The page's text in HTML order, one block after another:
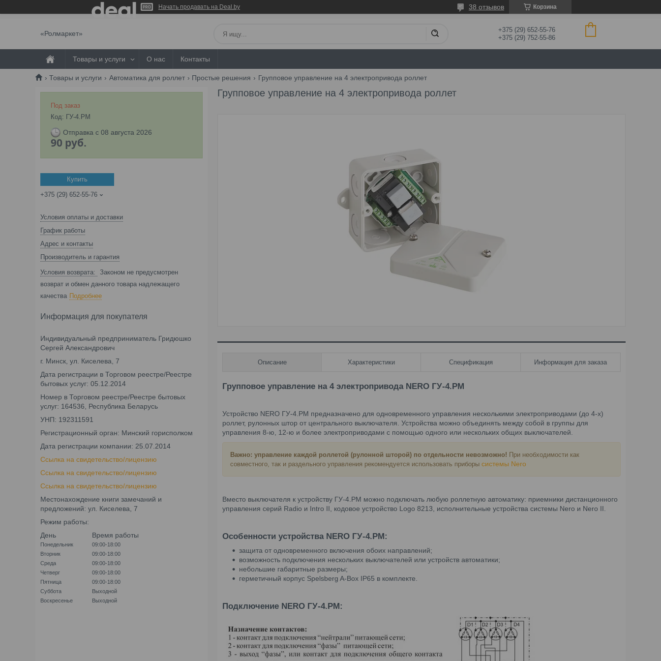
Начать продавать на Deal.by Корзина
38 отзывов
«Ролмаркет»
+375 (29) 652-55-76
+375 (29) 752-55-86
Товары и услуги О нас Контакты
Товары и услуги Автоматика для роллет Простые решения Групповое управление на 4 электропривода роллет
Групповое управление на 4 электропривода роллет
Описание Характеристики Спецификация Информация для заказа
Групповое управление на 4 электропривода NERO ГУ-4.РМ
Устройство NERO ГУ-4.РМ предназначено для одновременного управления несколькими электроприводами (до 4-х)
роллет, рулонных штор от центрального выключателя. Устройства можно объединять между собой в группы для
управления 8-ю, 12-ю и более электроприводами с помощью одного или нескольких общих выключателей.
Важно: управление каждой роллетой (рулонной шторой) по отдельности невозможно! При необходимости как
совместного, так и раздельного управления рекомендуется использовать приборы системы Nero
Вместо выключателя к устройству ГУ-4.РМ можно подключать любую роллетную автоматику: приемники дистанционного
управления серий Radio и Intro II, кодовое устройство Logo 8213,
исполнительные устройства системы Nero и Nero II.
Особенности устройства NERO ГУ-4.РМ:
защита от одновременного включения обоих направлений;
возможность подключения нескольких выключателей или устройств автоматики;
небольшие габаритные размеры;
герметичный корпус Spelsberg A-Box IP65 в комплекте.
Подключение NERO ГУ-4.РМ:
Под заказ
Код: ГУ-4.РМ
Отправка с 08 августа 2026
90 руб.
Купить
+375 (29) 652-55-76
Условия оплаты и доставки
График работы
Адрес и контакты
Производитель и гарантия
Законом не предусмотрен
возврат и обмен данного товара надлежащего
качества Подробнее
Информация для покупателя
Индивидуальный предприниматель Гридюшко
Сергей Александрович
г. Минск, ул. Киселева, 7
Дата регистрации в Торговом реестре/Реестре
бытовых услуг: 05.12.2014
Номер в Торговом реестре/Реестре бытовых
услуг: 164536, Республика Беларусь
УНП: 192311591
Регистрационный орган: Минский горисполком
Дата регистрации компании: 25.07.2014
Ссылка на свидетельство/лицензию
Ссылка на свидетельство/лицензию
Ссылка на свидетельство/лицензию
Местонахождение книги замечаний и
предложений: ул. Киселева, 7
Режим работы:
День
Время работы
Понедельник
09:00-18:00
Вторник
09:00-18:00
Среда
09:00-18:00
Четверг
09:00-18:00
Пятница
09:00-18:00
Суббота
Выходной
Воскресенье
Выходной